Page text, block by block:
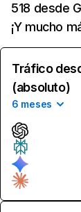
518 desde
¡Y mucho
Tráfico
(absoluto)
6 meses